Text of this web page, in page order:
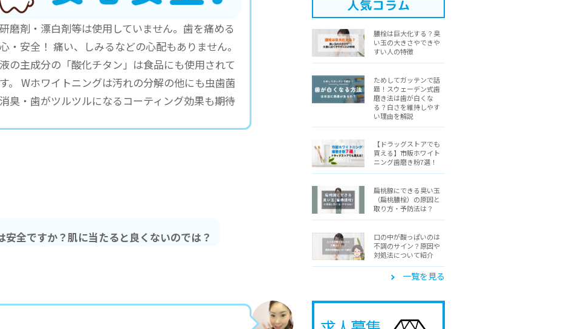
磨剤・漂白剤等は使用していません。歯を痛める
・安全！ 痛い、しみるなどの心配もありません。
の主成分の「酸化チタン」は食品にも使用されて
。 Wホワイトニングは汚れの分解の他にも虫歯菌
臭・歯がツルツルになるコーティング効果も期待
安全ですか？肌に当たると良くないのでは？
人気コラム
膿栓は巨大化する？臭
い玉の大きさやできや
すい人の特徴
ためしてガッテンで話
題！スウェーデン式歯
磨き法は歯が白くな
る？白さを維持しやす
い理由を解説
【ドラッグストアでも
買える】市販ホワイト
ニング歯磨き粉7選！
扁桃腺にできる臭い玉
（扁桃膿栓）の原因と
取り方・予防法は？
口の中が酸っぱいのは
不調のサイン？原因や
対処法について紹介
一覧を見る